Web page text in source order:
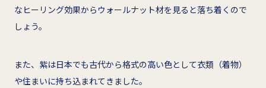
なヒーリング効果からウォールナット材を見ると落ち着くので
しょう。
また、紫は日本でも古代から格式の高い色として衣類（着物）
や住まいに持ち込まれてきました。